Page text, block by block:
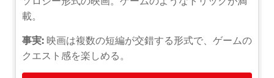
載。
事実: 映画は複数の短編が交錯する形式で、ゲームの
クエスト感を楽しめる。